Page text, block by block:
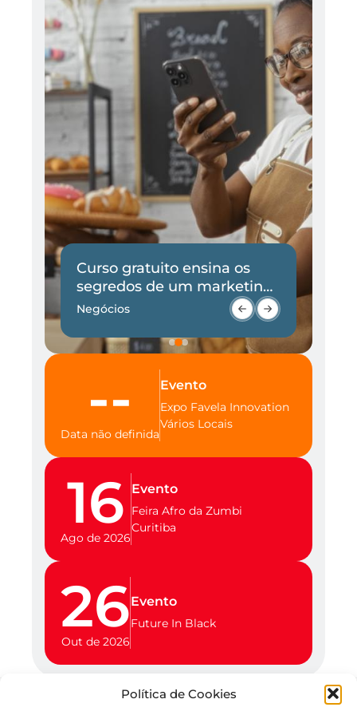
Política de Cookies
Curso gratuito ensina os
segredos de um marketing
eficaz
Negócios
--
Data não definida
Evento
Expo Favela Innovation
Vários Locais
16
Ago de 2026
Evento
Feira Afro da Zumbi
Curitiba
26
Out de 2026
Evento
Future In Black